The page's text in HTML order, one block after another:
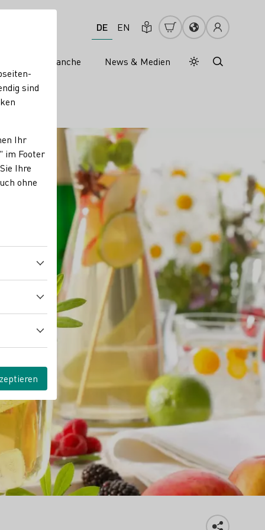
DE EN
Weinbranche News & Medien Tagesmodus
Nachtmodus
sind
Ihr
im Footer
Ihre
ohne